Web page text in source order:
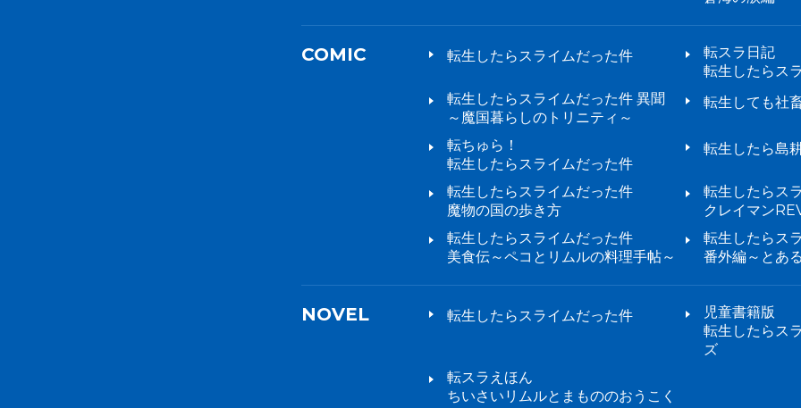
COMIC 転生したらスライムだった件
転スラ日記
転生したらス
転生したらスライムだった件 異聞
～魔国暮らしのトリニティ～
転生しても社
転ちゅら！
転生したらスライムだった件
転生したら島
転生したらスライムだった件
魔物の国の歩き方
転生したらス
クレイマン
転生したらスライムだった件
美食伝～ペコとリムルの料理手帖～
転生したらス
番外編～とあ
NOVEL 転生したらスライムだった件
児童書籍版
転生したらス
ズ
転スラえほん
ちいさいリムルとまもののおうこく